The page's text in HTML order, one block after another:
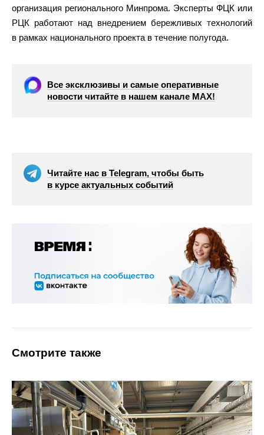
организация регионального Минпрома. Эксперты ФЦК или
РЦК работают над внедрением бережливых технологий
в рамках национального проекта в течение полугода.
Все эксклюзивы и самые оперативные
новости читайте в нашем канале МАХ!
Читайте нас в Telegram, чтобы быть
в курсе актуальных событий
Смотрите также